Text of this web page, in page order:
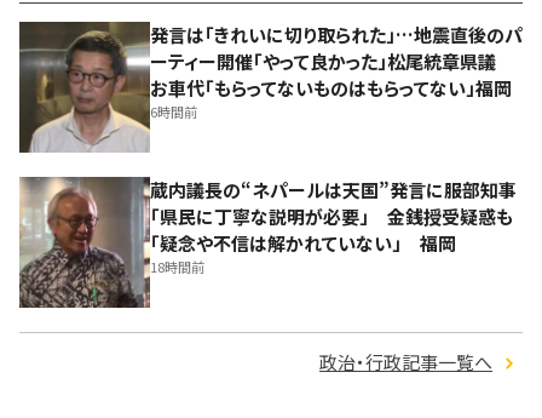
発言は「きれいに切り取られた」…地震直後のパ
ーティー開催「やって良かった」松尾統章県議
お車代「もらってないものはもらってない」福岡
6時間前
蔵内議長の“ネパールは天国”発言に服部知事
「県民に丁寧な説明が必要」 金銭授受疑惑も
「疑念や不信は解かれていない」 福岡
18時間前
政治・行政記事一覧へ